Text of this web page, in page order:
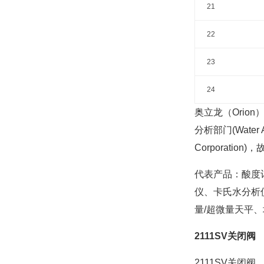
21
22
23
24
奥立龙（Orion
分析部门(Water
Corporation)，
代表产品：酸度
仪、卡氏水分析
量/超微量天平
2111SV关闭阀